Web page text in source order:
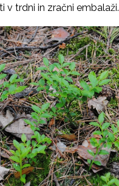
v trdni in zračni embalaži.